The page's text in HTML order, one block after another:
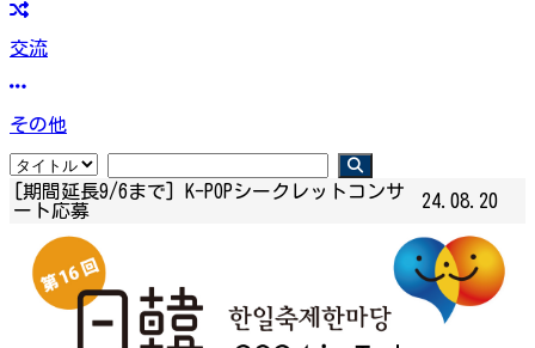
交流
その他
[期間延長9/6まで] K-POPシークレットコンサ
ート応募
24.08.20